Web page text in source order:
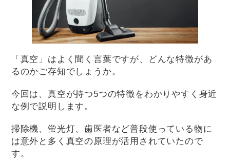
「真空」はよく聞く言葉ですが、どんな特徴があ
るのかご存知でしょうか。
今回は、真空が持つ5つの特徴をわかりやすく身近
な例で説明します。
掃除機、蛍光灯、歯医者など普段使っている物に
は意外と多く真空の原理が活用されていたので
す。